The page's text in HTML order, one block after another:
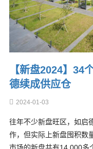
【新盘2024】34
德续成供应仓
2024-01-03
往年不少新盘旺区，如启
作，但实际上新盘囤积数